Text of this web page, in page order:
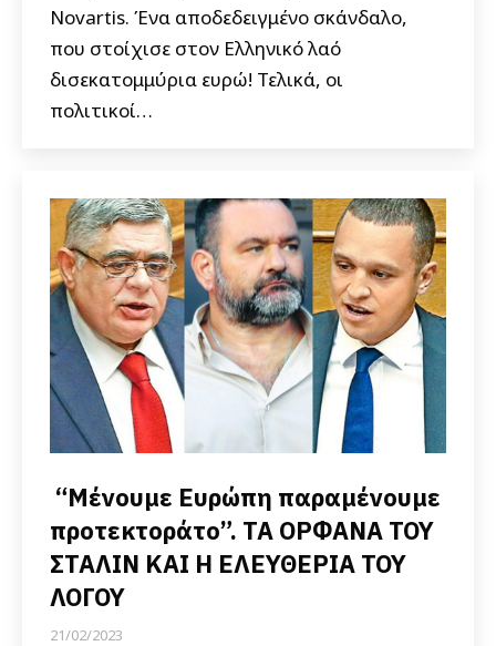
Novartis. Ένα αποδεδειγμένο σκάνδαλο,
που στοίχισε στον Ελληνικό λαό
δισεκατομμύρια ευρώ! Τελικά, οι
πολιτικοί…
“Μένουμε Ευρώπη παραμένουμε
προτεκτοράτο”. ΤΑ ΟΡΦΑΝΑ ΤΟΥ
ΣΤΑΛΙΝ ΚΑΙ Η ΕΛΕΥΘΕΡΙΑ ΤΟΥ
ΛΟΓΟΥ
21/02/2023